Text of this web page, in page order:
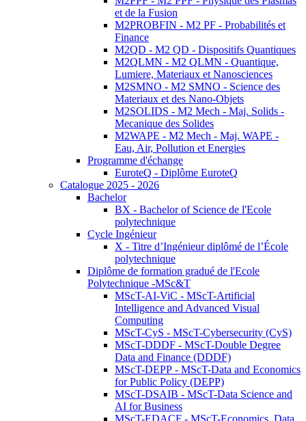
et de la Fusion
M2PROBFIN - M2 PF - Probabilités et
Finance
M2QD - M2 QD - Dispositifs Quantiques
M2QLMN - M2 QLMN - Quantique,
Lumiere, Materiaux et Nanosciences
M2SMNO - M2 SMNO - Science des
Materiaux et des Nano-Objets
M2SOLIDS - M2 Mech - Maj. Solids -
Mecanique des Solides
M2WAPE - M2 Mech - Maj. WAPE -
Eau, Air, Pollution et Energies
Programme d'échange
EuroteQ - Diplôme EuroteQ
Catalogue 2025 - 2026
Bachelor
BX - Bachelor of Science de l'Ecole
polytechnique
Cycle Ingénieur
X - Titre d’Ingénieur diplômé de l’École
polytechnique
Diplôme de formation gradué de l'Ecole
Polytechnique -MSc&T
MScT-AI-ViC - MScT-Artificial
Intelligence and Advanced Visual
Computing
MScT-CyS - MScT-Cybersecurity (CyS)
MScT-DDDF - MScT-Double Degree
Data and Finance (DDDF)
MScT-DEPP - MScT-Data and Economics
for Public Policy (DEPP)
MScT-DSAIB - MScT-Data Science and
AI for Business
MScT-EDACF - MScT-Economics, Data